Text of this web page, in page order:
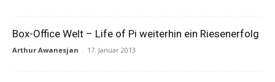
Box-Office Welt – Life of Pi weiterhin ein Riesenerfolg
Arthur Awanesjan - 17. Januar 2013